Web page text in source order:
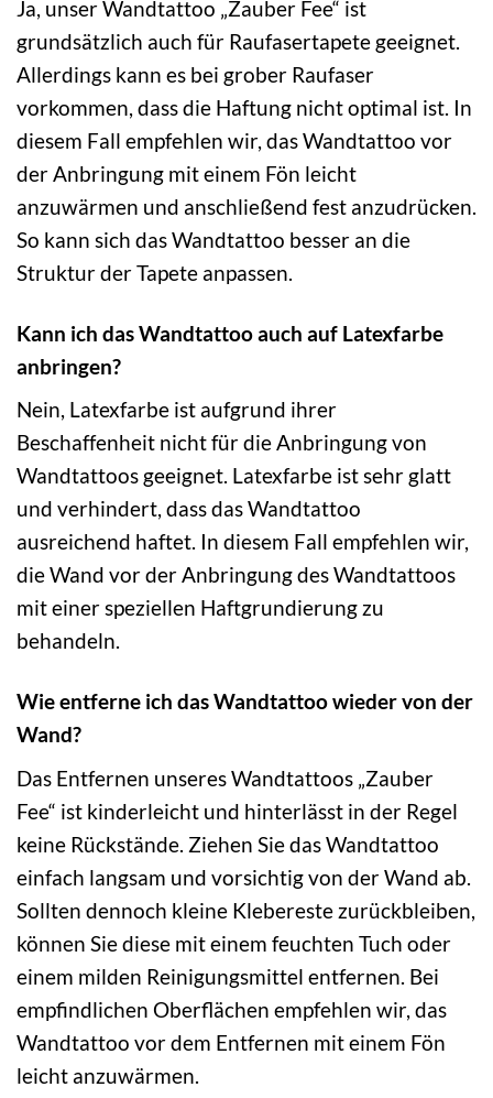
Ja, unser Wandtattoo „Zauber Fee“ ist
grundsätzlich auch für Raufasertapete geeignet.
Allerdings kann es bei grober Raufaser
vorkommen, dass die Haftung nicht optimal ist. In
diesem Fall empfehlen wir, das Wandtattoo vor
der Anbringung mit einem Fön leicht
anzuwärmen und anschließend fest anzudrücken.
So kann sich das Wandtattoo besser an die
Struktur der Tapete anpassen.
Kann ich das Wandtattoo auch auf Latexfarbe
anbringen?
Nein, Latexfarbe ist aufgrund ihrer
Beschaffenheit nicht für die Anbringung von
Wandtattoos geeignet. Latexfarbe ist sehr glatt
und verhindert, dass das Wandtattoo
ausreichend haftet. In diesem Fall empfehlen wir,
die Wand vor der Anbringung des Wandtattoos
mit einer speziellen Haftgrundierung zu
behandeln.
Wie entferne ich das Wandtattoo wieder von der
Wand?
Das Entfernen unseres Wandtattoos „Zauber
Fee“ ist kinderleicht und hinterlässt in der Regel
keine Rückstände. Ziehen Sie das Wandtattoo
einfach langsam und vorsichtig von der Wand ab.
Sollten dennoch kleine Klebereste zurückbleiben,
können Sie diese mit einem feuchten Tuch oder
einem milden Reinigungsmittel entfernen. Bei
empfindlichen Oberflächen empfehlen wir, das
Wandtattoo vor dem Entfernen mit einem Fön
leicht anzuwärmen.